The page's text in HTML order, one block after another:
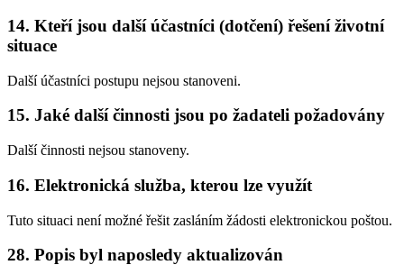
14. Kteří jsou další účastníci (dotčení) řešení životní
situace
Další účastníci postupu nejsou stanoveni.
15. Jaké další činnosti jsou po žadateli požadovány
Další činnosti nejsou stanoveny.
16. Elektronická služba, kterou lze využít
Tuto situaci není možné řešit zasláním žádosti elektronickou poštou.
28. Popis byl naposledy aktualizován